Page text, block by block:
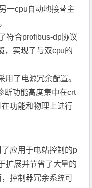
一cpu自动地接替主
符合profibus-dp协议
，实现了与双cpu的
用了电源冗余配置。
断功能高度集中在crt
在功能和物理上进行
应用于电站控制的p
扩展并节省了大量的
控制器冗余系统可